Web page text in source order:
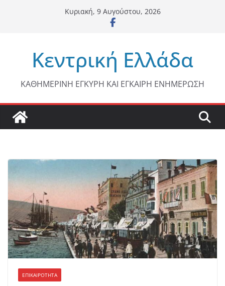
Κυριακή, 9 Αυγούστου, 2026
Κεντρική Ελλάδα
ΚΑΘΗΜΕΡΙΝΗ ΕΓΚΥΡΗ ΚΑΙ ΕΓΚΑΙΡΗ ΕΝΗΜΕΡΩΣΗ
ΕΠΙΚΑΙΡΟΤΗΤΑ